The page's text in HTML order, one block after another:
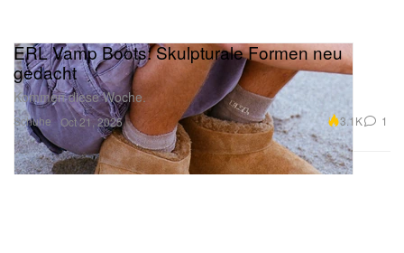
Schuhe
ERL Vamp Boots: Skulpturale Formen neu
gedacht
Kommen diese Woche.
Oct 21, 2025 3.1K 1